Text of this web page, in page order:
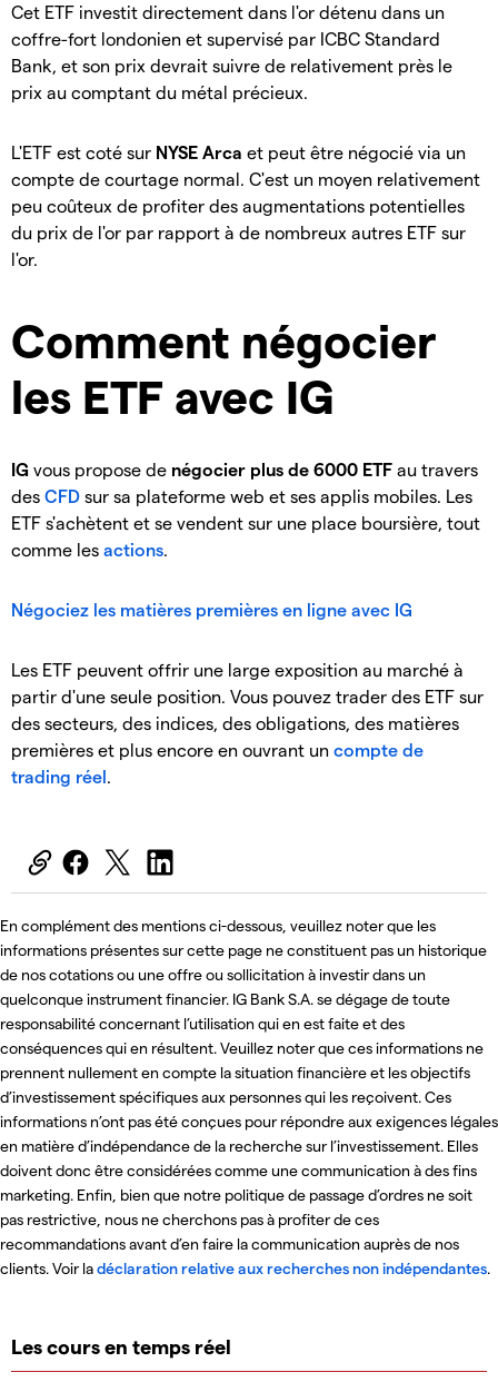
Cet ETF investit directement dans l'or détenu dans un
coffre-fort londonien et supervisé par ICBC Standard
Bank, et son prix devrait suivre de relativement près le
prix au comptant du métal précieux.
L'ETF est coté sur NYSE Arca et peut être négocié via un
compte de courtage normal. C'est un moyen relativement
peu coûteux de profiter des augmentations potentielles
du prix de l'or par rapport à de nombreux autres ETF sur
l'or.
Comment négocier
les ETF avec IG
IG vous propose de négocier plus de 6000 ETF au travers
des CFD sur sa plateforme web et ses applis mobiles. Les
ETF s'achètent et se vendent sur une place boursière, tout
comme les actions.
Négociez les matières premières en ligne avec IG
Les ETF peuvent offrir une large exposition au marché à
partir d'une seule position. Vous pouvez trader des ETF sur
des secteurs, des indices, des obligations, des matières
premières et plus encore en ouvrant un compte de
trading réel.
En complément des mentions ci-dessous, veuillez noter que les
informations présentes sur cette page ne constituent pas un historique
de nos cotations ou une offre ou sollicitation à investir dans un
quelconque instrument financier. IG Bank S.A. se dégage de toute
responsabilité concernant l’utilisation qui en est faite et des
conséquences qui en résultent. Veuillez noter que ces informations ne
prennent nullement en compte la situation financière et les objectifs
d’investissement spécifiques aux personnes qui les reçoivent. Ces
informations n’ont pas été conçues pour répondre aux exigences légales
en matière d’indépendance de la recherche sur l’investissement. Elles
doivent donc être considérées comme une communication à des fins
marketing. Enfin, bien que notre politique de passage d’ordres ne soit
pas restrictive, nous ne cherchons pas à profiter de ces
recommandations avant d’en faire la communication auprès de nos
clients. Voir ladéclaration relative aux recherches non indépendantes.
Les cours en temps réel